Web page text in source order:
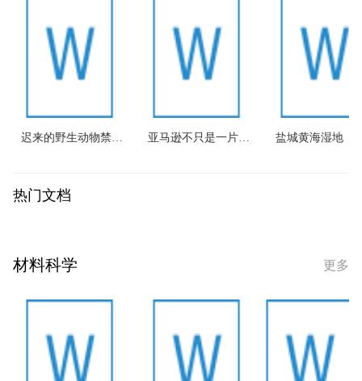
迟来的野生动物禁食令 亚马逊不只是一片森林 盐城黄海湿地
热门文档
材料科学 更多